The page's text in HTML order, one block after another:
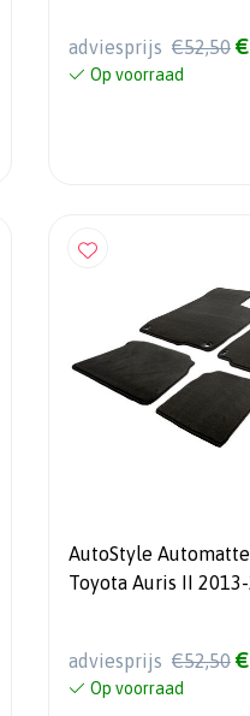
adviesprijs €52,50
Op voorraad
AutoStyle
Toyota Auris II 2013-
adviesprijs €52,50
Op voorraad